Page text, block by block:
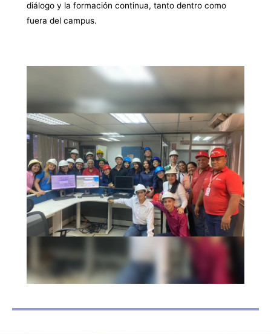
diálogo y la formación continua, tanto dentro como
fuera del campus.